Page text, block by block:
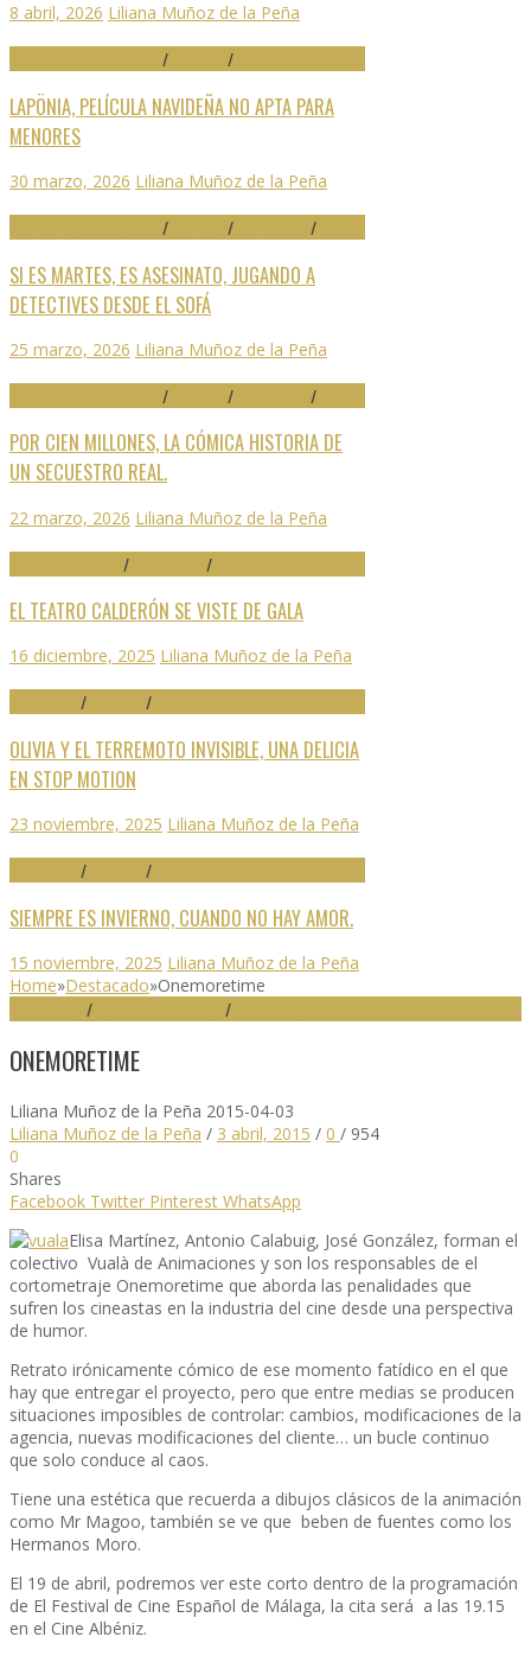
8 abril, 2026 Liliana Muñoz de la Peña
/ /
LAPÖNIA, PELÍCULA NAVIDEÑA NO APTA PARA
MENORES
30 marzo, 2026 Liliana Muñoz de la Peña
/ / /
SI ES MARTES, ES ASESINATO, JUGANDO A
DETECTIVES DESDE EL SOFÁ
25 marzo, 2026 Liliana Muñoz de la Peña
/ / /
POR CIEN MILLONES, LA CÓMICA HISTORIA DE
UN SECUESTRO REAL.
22 marzo, 2026 Liliana Muñoz de la Peña
/ /
EL TEATRO CALDERÓN SE VISTE DE GALA
16 diciembre, 2025 Liliana Muñoz de la Peña
/ /
OLIVIA Y EL TERREMOTO INVISIBLE, UNA DELICIA
EN STOP MOTION
23 noviembre, 2025 Liliana Muñoz de la Peña
/ /
SIEMPRE ES INVIERNO, CUANDO NO HAY AMOR.
15 noviembre, 2025 Liliana Muñoz de la Peña
Home»Destacado»Onemoretime
/ /
ONEMORETIME
Liliana Muñoz de la Peña 2015-04-03
Liliana Muñoz de la Peña / 3 abril, 2015 / 0 / 954
0
Shares
Facebook Twitter Pinterest WhatsApp
Elisa Martínez, Antonio Calabuig, José González, forman el
colectivo Vualà de Animaciones y son los responsables de el
cortometraje Onemoretime que aborda las penalidades que
sufren los cineastas en la industria del cine desde una perspectiva
de humor.
Retrato irónicamente cómico de ese momento fatídico en el que
hay que entregar el proyecto, pero que entre medias se producen
situaciones imposibles de controlar: cambios, modificaciones de la
agencia, nuevas modificaciones del cliente… un bucle continuo
que solo conduce al caos.
Tiene una estética que recuerda a dibujos clásicos de la animación
como Mr Magoo, también se ve que beben de fuentes como los
Hermanos Moro.
El 19 de abril, podremos ver este corto dentro de la programación
de El Festival de Cine Español de Málaga, la cita será a las 19.15
en el Cine Albéniz.